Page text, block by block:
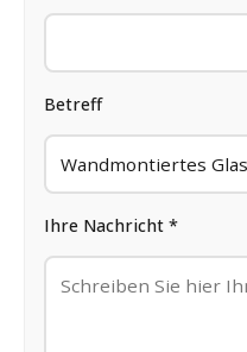
Betreff
Ihre Nachricht *